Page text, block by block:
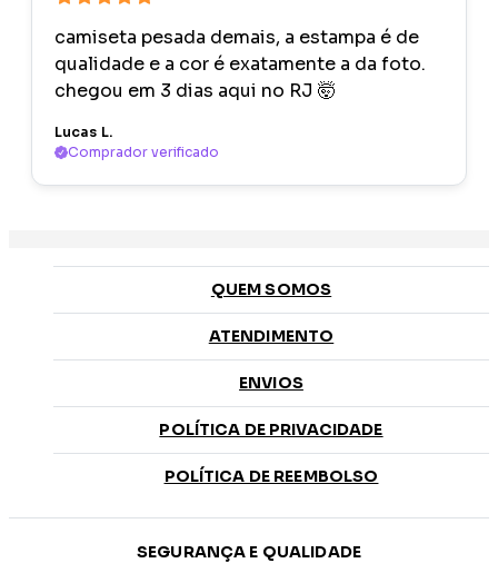
camiseta pesada demais, a estampa é de
qualidade e a cor é exatamente a da foto.
chegou em 3 dias aqui no RJ 🤯
Lucas L.
Comprador verificado
QUEM SOMOS
ATENDIMENTO
ENVIOS
POLÍTICA DE PRIVACIDADE
POLÍTICA DE REEMBOLSO
SEGURANÇA E QUALIDADE